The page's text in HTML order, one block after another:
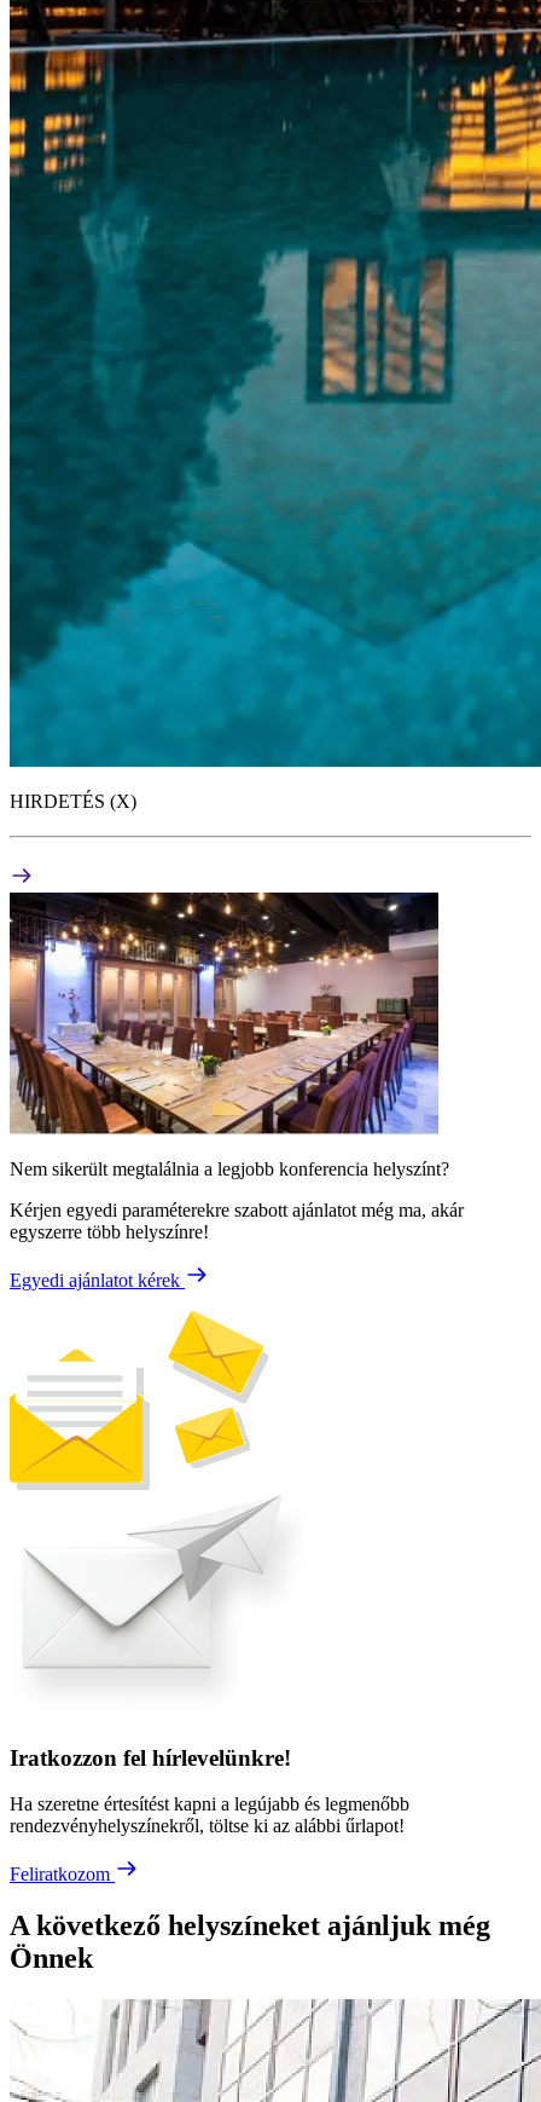
HIRDETÉS (X)
Nem sikerült megtalálnia a legjobb konferencia helyszínt?
Kérjen egyedi paraméterekre szabott ajánlatot még ma, akár
egyszerre több helyszínre!
Egyedi ajánlatot kérek
Iratkozzon fel hírlevelünkre!
Ha szeretne értesítést kapni a legújabb és legmenőbb
rendezvényhelyszínekről, töltse ki az alábbi űrlapot!
Feliratkozom
A következő helyszíneket ajánljuk még
Önnek